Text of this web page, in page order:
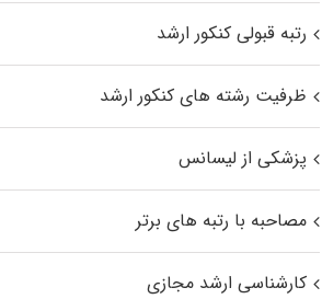
رتبه قبولی کنکور ارشد
ظرفیت رشته های کنکور ارشد
پزشکی از لیسانس
مصاحبه با رتبه های برتر
کارشناسی ارشد مجازی